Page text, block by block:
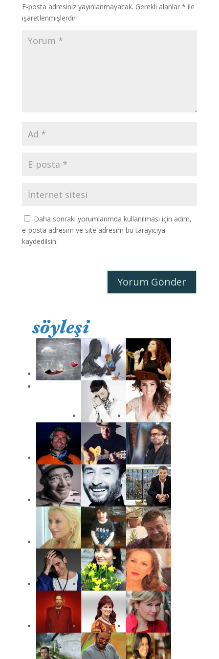
E-posta adresiniz yayınlanmayacak. Gerekli alanlar * ile
işaretlenmişlerdir
Daha sonraki yorumlarımda kullanılması için adım,
e-posta adresim ve site adresim bu tarayıcıya
kaydedilsin.